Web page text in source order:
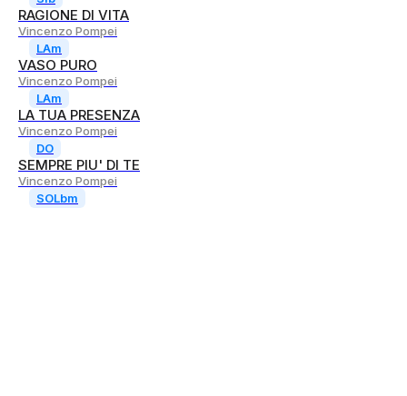
RAGIONE DI VITA
Vincenzo Pompei
LAm
VASO PURO
Vincenzo Pompei
LAm
LA TUA PRESENZA
Vincenzo Pompei
DO
SEMPRE PIU' DI TE
Vincenzo Pompei
SOLbm